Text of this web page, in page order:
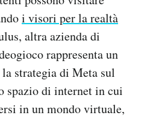
i visori per la realtà
altra azienda di
rappresenta un
strategia di Meta sul
spazio di internet in cui
in un mondo virtuale,